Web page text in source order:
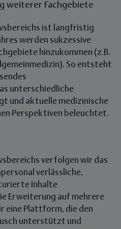
weiterer Fachgebiete
ist langfristig
werden sukzessive
hinzukommen (z.B.
So entsteht
unterschiedliche
und aktuelle medizinische
Perspektiven beleuchtet.
verfolgen wir das
verlässliche,
Inhalte
Erweiterung auf mehrere
eine Plattform, die den
unterstützt und